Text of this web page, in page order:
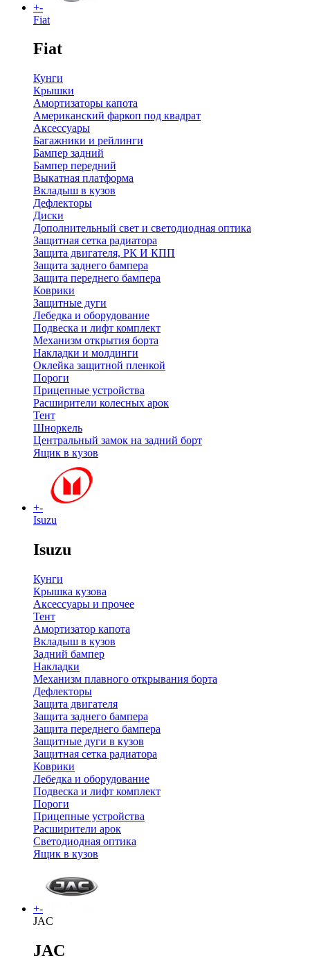
+-
Fiat
Fiat
Кунги
Крышки
Амортизаторы капота
Американский фаркоп под квадрат
Аксессуары
Багажники и рейлинги
Бампер задний
Бампер передний
Выкатная платформа
Вкладыш в кузов
Дефлекторы
Диски
Дополнительный свет и светодиодная оптика
Защитная сетка радиатора
Защита двигателя, РК И КПП
Защита заднего бампера
Защита переднего бампера
Коврики
Защитные дуги
Лебедка и оборудование
Подвеска и лифт комплект
Механизм открытия борта
Накладки и молдинги
Оклейка защитной пленкой
Пороги
Прицепные устройства
Расширители колесных арок
Тент
Шноркель
Центральный замок на задний борт
Ящик в кузов
+-
Isuzu
Isuzu
Кунги
Крышка кузова
Аксессуары и прочее
Тент
Амортизатор капота
Вкладыш в кузов
Задний бампер
Накладки
Механизм плавного открывания борта
Дефлекторы
Защита двигателя
Защита заднего бампера
Защита переднего бампера
Защитные дуги в кузов
Защитная сетка радиатора
Коврики
Лебедка и оборудование
Подвеска и лифт комплект
Пороги
Прицепные устройства
Расширители арок
Светодиодная оптика
Ящик в кузов
+-
JAC
JAC